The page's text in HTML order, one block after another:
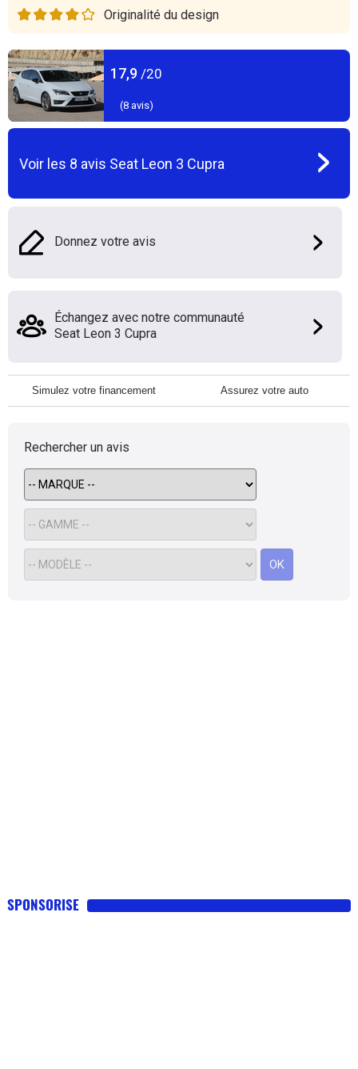
Originalité du design
17,9 /20
(8avis)
Voir les 8 avis Seat Leon 3 Cupra
Donnez votre avis
Échangez avec notre communauté
Seat Leon 3 Cupra
Simulez votre financement Assurez votre auto
Rechercher un avis
OK
SPONSORISE